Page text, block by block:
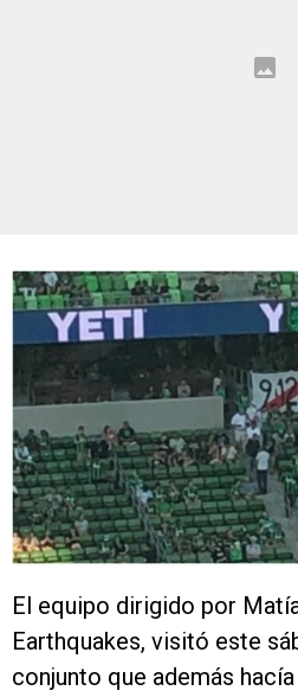
El equipo dirigido por
Earthquakes, visitó este
conjunto que además